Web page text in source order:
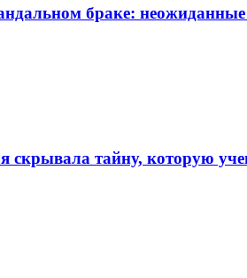
браке:
скрывала тайну, которую